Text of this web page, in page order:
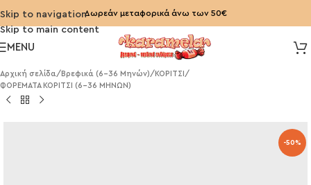
Skip to navigation
Skip to main content
Δωρεάν μεταφορικά άνω των 50€
MENU
Αρχική σελίδα/ Βρεφικά (6-36 Μηνών)/ ΚΟΡΙΤΣΙ /
ΦΟΡΕΜΑΤΑ ΚΟΡΙΤΣΙ (6-36 ΜΗΝΩΝ)
-50%